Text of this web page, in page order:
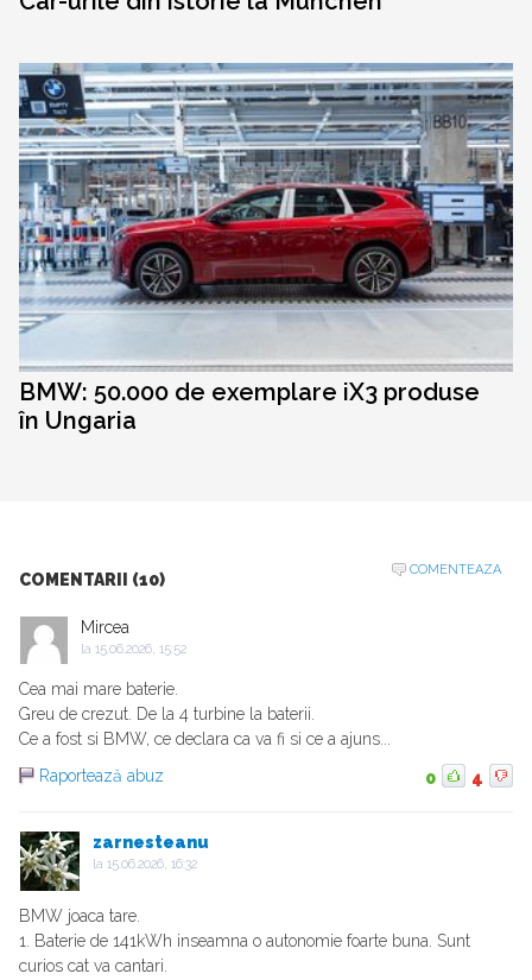
BMW: 50.000 de exemplare iX3 produse
în Ungaria
COMENTARII (10)
COMENTEAZA
Mircea
la 15.06.2026, 15:52
Cea mai mare baterie.
Greu de crezut. De la 4 turbine la baterii.
Ce a fost si BMW, ce declara ca va fi si ce a ajuns...
Raportează abuz
0 4
zarnesteanu
la 15.06.2026, 16:32
BMW joaca tare.
1. Baterie de 141kWh inseamna o autonomie foarte buna. Sunt
curios cat va cantari.